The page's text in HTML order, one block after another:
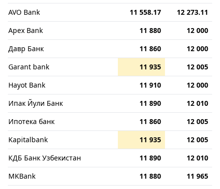
AVO Bank
11 558.17
12 273.11
Apex Bank
11 880
12 000
Давр Банк
11 860
12 000
Garant bank
11 935
12 005
Hayot Bank
11 910
12 000
Ипак Йули Банк
11 890
12 010
Ипотека банк
11 860
12 005
Kapitalbank
11 935
12 005
КДБ Банк Узбекистан
11 890
12 010
MKBank
11 880
11 965